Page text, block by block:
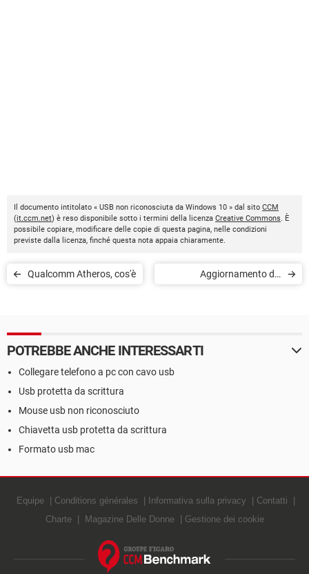
Il documento intitolato « USB non riconosciuta da Windows 10 » dal sito CCM
(it.ccm.net) è reso disponibile sotto i termini della licenza Creative Commons. È
possibile copiare, modificare delle copie di questa pagina, nelle condizioni
previste dalla licenza, finché questa nota appaia chiaramente.
Qualcomm Atheros, cos'è
Aggiornamento del
POTREBBE ANCHE INTERESSARTI
Collegare telefono a pc con cavo usb
Usb protetta da scrittura
Mouse usb non riconosciuto
Chiavetta usb protetta da scrittura
Formato usb mac
Equipe Conditions générales Informativa sulla privacy
Contatti
Charte
Magazine Delle Donne Gestione dei cookie